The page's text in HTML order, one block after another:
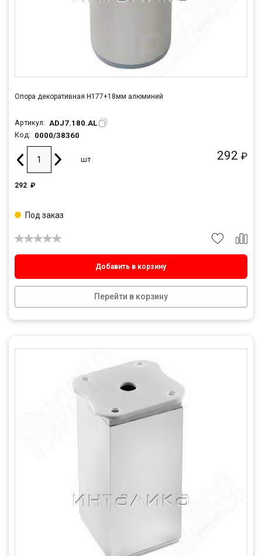
Опора декоративная Н177+18мм алюминий
Артикул: ADJ7.180.AL
Код: 0000/38360
292 ₽
шт
292 ₽
Добавить в корзину
Перейти в корзину
Под заказ